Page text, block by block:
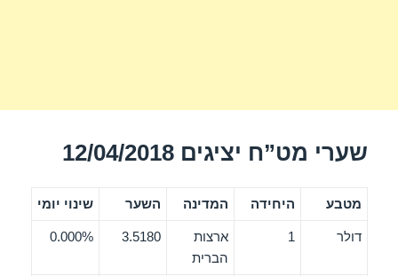
שערי מט”ח יציגים 12/04/2018
מטבע היחידה המדינה השער שינוי יומי
דולר 1
ארצות
הברית
3.5180
0.000%